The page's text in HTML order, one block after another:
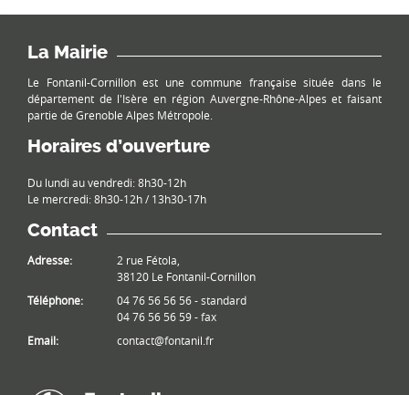
La Mairie
Le Fontanil-Cornillon est une commune française située dans le
département de l'Isère en région Auvergne-Rhône-Alpes et faisant
partie de Grenoble Alpes Métropole.
Horaires d’ouverture
Du lundi au vendredi: 8h30-12h
Le mercredi: 8h30-12h / 13h30-17h
Contact
Adresse:
2 rue Fétola,
38120 Le Fontanil-Cornillon
Téléphone:
04 76 56 56 56 - standard
04 76 56 56 59 - fax
Email:
contact@fontanil.fr